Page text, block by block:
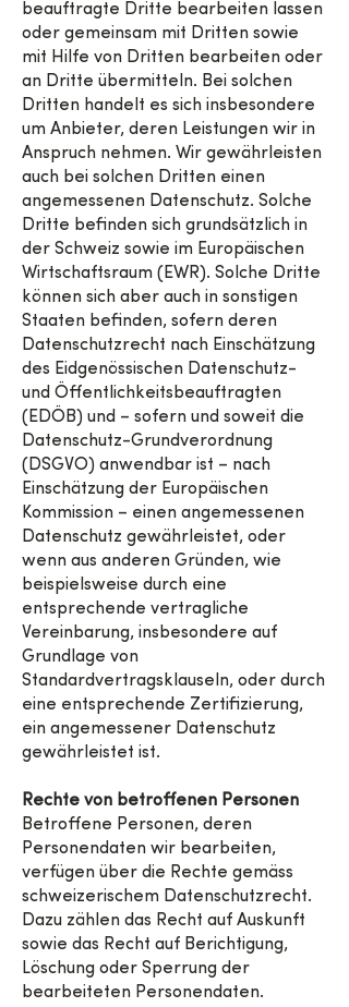
beauftragte Dritte bearbeiten lassen
oder gemeinsam mit Dritten sowie
mit Hilfe von Dritten bearbeiten oder
an Dritte übermitteln. Bei solchen
Dritten handelt es sich insbesondere
um Anbieter, deren Leistungen wir in
Anspruch nehmen. Wir gewährleisten
auch bei solchen Dritten einen
angemessenen Datenschutz. Solche
Dritte befinden sich grundsätzlich in
der Schweiz sowie im Europäischen
Wirtschaftsraum (EWR). Solche Dritte
können sich aber auch in sonstigen
Staaten befinden, sofern deren
Datenschutzrecht nach Einschätzung
des Eidgenössischen Datenschutz-
und Öffentlichkeitsbeauftragten
(EDÖB) und – sofern und soweit die
Datenschutz-Grundverordnung
(DSGVO) anwendbar ist – nach
Einschätzung der Europäischen
Kommission – einen angemessenen
Datenschutz gewährleistet, oder
wenn aus anderen Gründen, wie
beispielsweise durch eine
entsprechende vertragliche
Vereinbarung, insbesondere auf
Grundlage von
Standardvertragsklauseln, oder durch
eine entsprechende Zertifizierung,
ein angemessener Datenschutz
gewährleistet ist.
Rechte von betroffenen Personen
Betroffene Personen, deren
Personendaten wir bearbeiten,
verfügen über die Rechte gemäss
schweizerischem Datenschutzrecht.
Dazu zählen das Recht auf Auskunft
sowie das Recht auf Berichtigung,
Löschung oder Sperrung der
bearbeiteten Personendaten.